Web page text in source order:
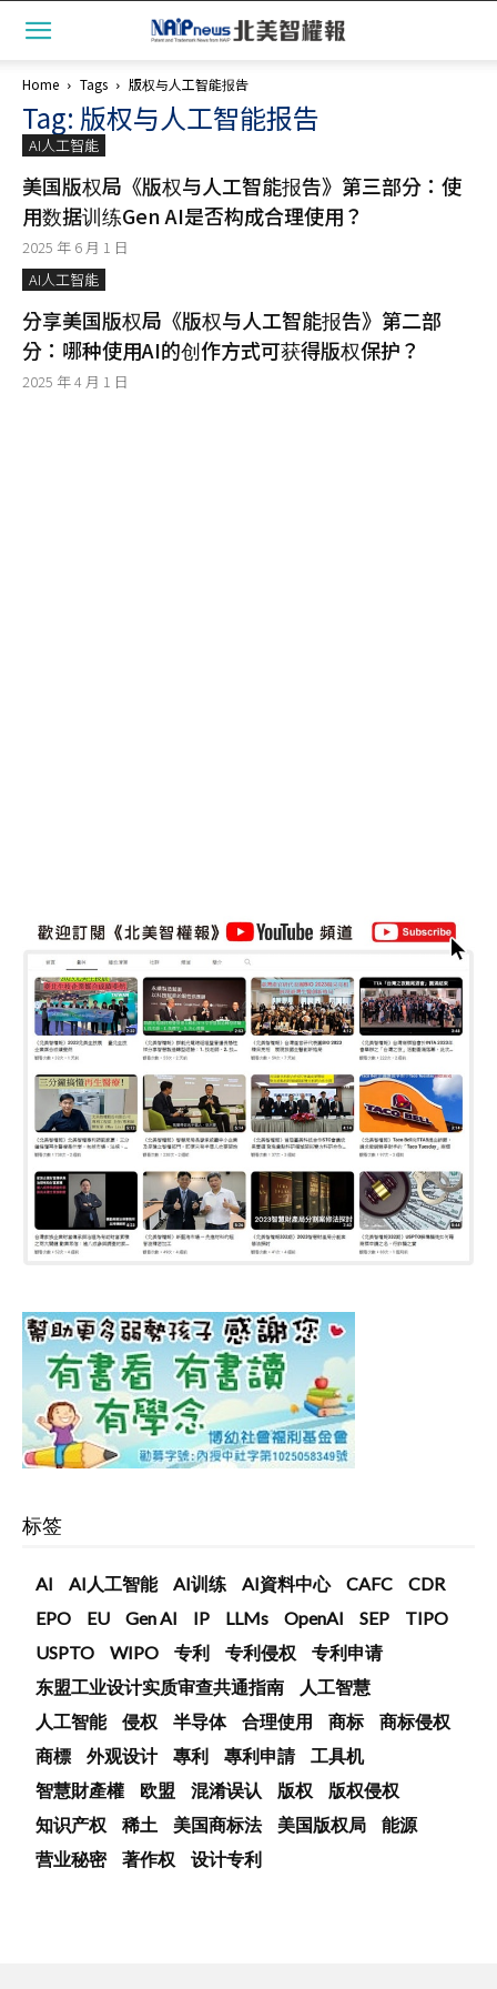
Home Tags 版权与人工智能报告
Tag: 版权与人工智能报告
AI人工智能
美国版权局《版权与人工智能报告》第三部分：使
用数据训练Gen AI是否构成合理使用？
2025 年 6 月 1 日
AI人工智能
分享美国版权局《版权与人工智能报告》第二部
分：哪种使用AI的创作方式可获得版权保护？
2025 年 4 月 1 日
标签
AI AI人工智能 AI训练 AI資料中心 CAFC
CDR
EPO
EU Gen AI IP LLMs OpenAI SEP
TIPO
USPTO
WIPO 专利 专利侵权
专利申请
东盟工业设计实质审查共通指南
人工智慧
人工智能
侵权 半导体 合理使用 商标
商标侵权
商標
外观设计 專利 專利申請
工具机
智慧財產權
欧盟 混淆误认 版权
版权侵权
知识产权
稀土 美国商标法 美国版权局
能源
营业秘密
著作权 设计专利